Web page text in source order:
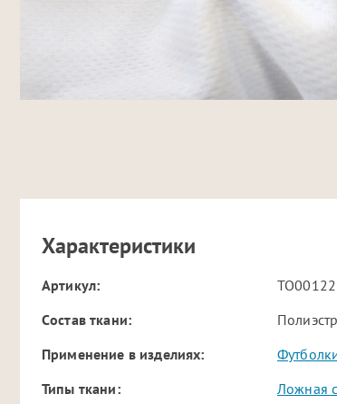
Характеристики
Артикул:
Cостав ткани:
Применение в изделиях:
Типы ткани:
Ложная